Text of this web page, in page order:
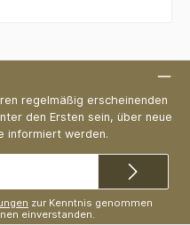
regelmäßig erscheinenden
den Ersten sein, über neue
informiert werden.
zur Kenntnis genommen
einverstanden.